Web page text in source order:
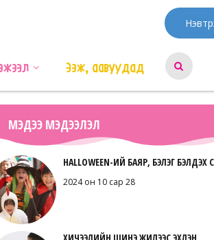
Ээж, аавуудад
МЭДЭЭ МЭДЭЭЛЭЛ
HALLOWEEN-ИЙ БАЯР, БЭЛЭГ БЭЛДЭХ
2024 он 10 сар 28